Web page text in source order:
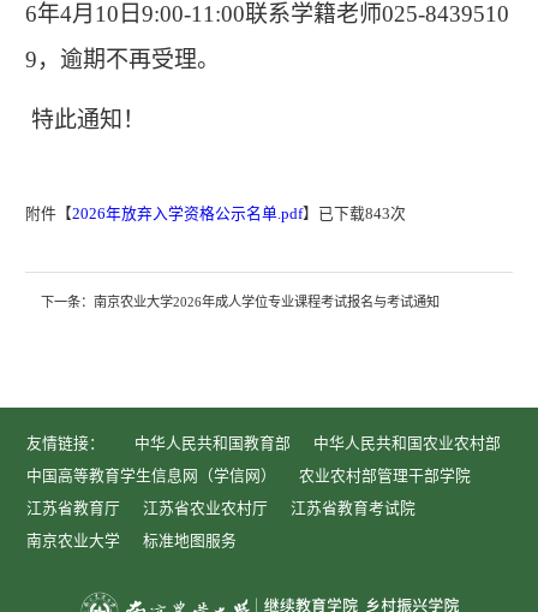
6年4月 10 日9:00-11:00联系学籍老师025-8439510
9，逾期不再受理。
特此通知！
附件【2026年放弃入学资格公示名单.pdf】已下载843次
下一条： 南京农业大学2026年成人学位专业课程考试报名与考试通知
友情链接： 中华人民共和国教育部
中华人民共和国农业农村部
中国高等教育学生信息网（学信网）
农业农村部管理干部学院
江苏省教育厅
江苏省农业农村厅
江苏省教育考试院
南京农业大学
标准地图服务